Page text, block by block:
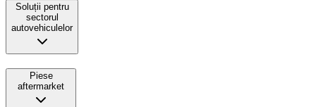
Soluții pentru
sectorul
autovehiculelor
Piese
aftermarket